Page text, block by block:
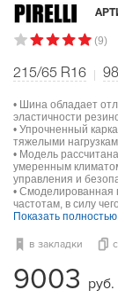
(9)
215/65 R16 98
• Шина обладает
эластичности
• Упрочненный
тяжелыми
• Модель
умеренным
управления и
• Смоделированная
частотам, в силу
Показать полностью
в закладки
9003 руб.